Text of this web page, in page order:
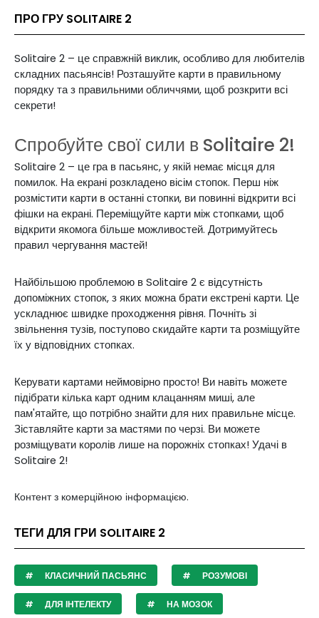
ПРО ГРУ SOLITAIRE 2
Solitaire 2 – це справжній виклик, особливо для любителів
складних пасьянсів! Розташуйте карти в правильному
порядку та з правильними обличчями, щоб розкрити всі
секрети!
Спробуйте свої сили в Solitaire 2!
Solitaire 2 – це гра в пасьянс, у якій немає місця для
помилок. На екрані розкладено вісім стопок. Перш ніж
розмістити карти в останні стопки, ви повинні відкрити всі
фішки на екрані. Переміщуйте карти між стопками, щоб
відкрити якомога більше можливостей. Дотримуйтесь
правил чергування мастей!
Найбільшою проблемою в Solitaire 2 є відсутність
допоміжних стопок, з яких можна брати екстрені карти. Це
ускладнює швидке проходження рівня. Почніть зі
звільнення тузів, поступово скидайте карти та розміщуйте
їх у відповідних стопках.
Керувати картами неймовірно просто! Ви навіть можете
підібрати кілька карт одним клацанням миші, але
пам'ятайте, що потрібно знайти для них правильне місце.
Зіставляйте карти за мастями по черзі. Ви можете
розміщувати королів лише на порожніх стопках! Удачі в
Solitaire 2!
Контент з комерційною інформацією.
ТЕГИ ДЛЯ ГРИ SOLITAIRE 2
КЛАСИЧНИЙ ПАСЬЯНС РОЗУМОВІ
ДЛЯ ІНТЕЛЕКТУ НА МОЗОК